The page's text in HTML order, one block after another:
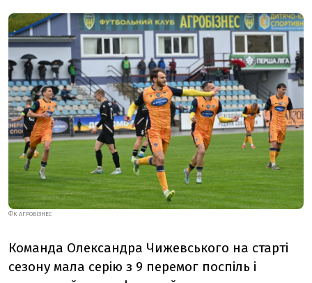
ФК АГРОБІЗНЕС
Команда Олександра Чижевського на старті
сезону мала серію з 9 перемог поспіль і